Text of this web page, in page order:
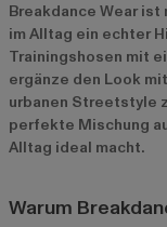
Breakdance Wear ist
im Alltag ein echter
Trainingshosen mit
ergänze den Look
urbanen Streetstyle
perfekte Mischung
Alltag ideal macht.
Warum